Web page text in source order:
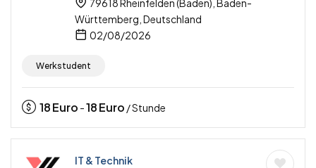
79618 Rheinfelden (Baden), Baden-
Württemberg, Deutschland
02/08/2026
Werkstudent
18Euro -18Euro / Stunde
IT & Technik